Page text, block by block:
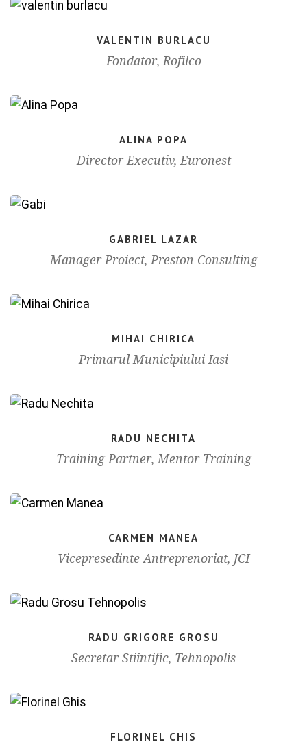
VALENTIN BURLACU
Fondator, Rofilco
ALINA POPA
Director Executiv, Euronest
GABRIEL LAZAR
Manager Proiect, Preston Consulting
MIHAI CHIRICA
Primarul Municipiului Iasi
RADU NECHITA
Training Partner, Mentor Training
CARMEN MANEA
Vicepresedinte Antreprenoriat, JCI
RADU GRIGORE GROSU
Secretar Stiintific, Tehnopolis
FLORINEL CHIS